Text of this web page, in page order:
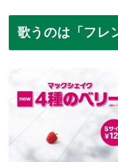
歌うのは「フレ